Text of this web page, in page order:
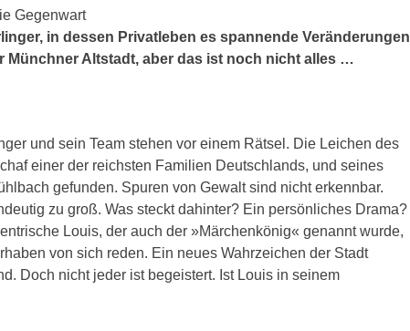
Gegenwart
in dessen Privatleben es spannende Veränderungen
Münchner Altstadt, aber das ist noch nicht alles …
und sein Team stehen vor einem Rätsel. Die Leichen des
einer der reichsten Familien Deutschlands, und seines
gefunden. Spuren von Gewalt sind nicht erkennbar.
zu groß. Was steckt dahinter? Ein persönliches Drama?
Louis, der auch der »Märchenkönig« genannt wurde,
von sich reden. Ein neues Wahrzeichen der Stadt
Doch nicht jeder ist begeistert. Ist Louis in seinem